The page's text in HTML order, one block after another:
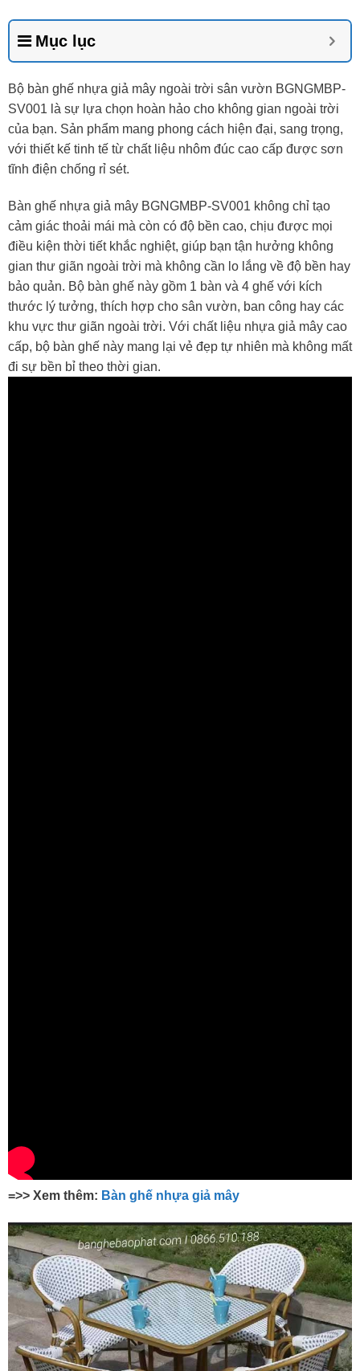
Mục lục
Bộ bàn ghế nhựa giả mây ngoài trời sân vườn BGNGMBP-
SV001 là sự lựa chọn hoàn hảo cho không gian ngoài trời
của bạn. Sản phẩm mang phong cách hiện đại, sang trọng,
với thiết kế tinh tế từ chất liệu nhôm đúc cao cấp được sơn
tĩnh điện chống rỉ sét.
Bàn ghế nhựa giả mây BGNGMBP-SV001 không chỉ tạo
cảm giác thoải mái mà còn có độ bền cao, chịu được mọi
điều kiện thời tiết khắc nghiệt, giúp bạn tận hưởng không
gian thư giãn ngoài trời mà không cần lo lắng về độ bền hay
bảo quản. Bộ bàn ghế này gồm 1 bàn và 4 ghế với kích
thước lý tưởng, thích hợp cho sân vườn, ban công hay các
khu vực thư giãn ngoài trời. Với chất liệu nhựa giả mây cao
cấp, bộ bàn ghế này mang lại vẻ đẹp tự nhiên mà không mất
đi sự bền bỉ theo thời gian.
=>> Xem thêm: Bàn ghế nhựa giả mây